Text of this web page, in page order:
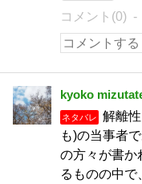
コメント(0)
kyoko
ネタバレ
解離
も)の当事者
の方々が書か
るものの中で